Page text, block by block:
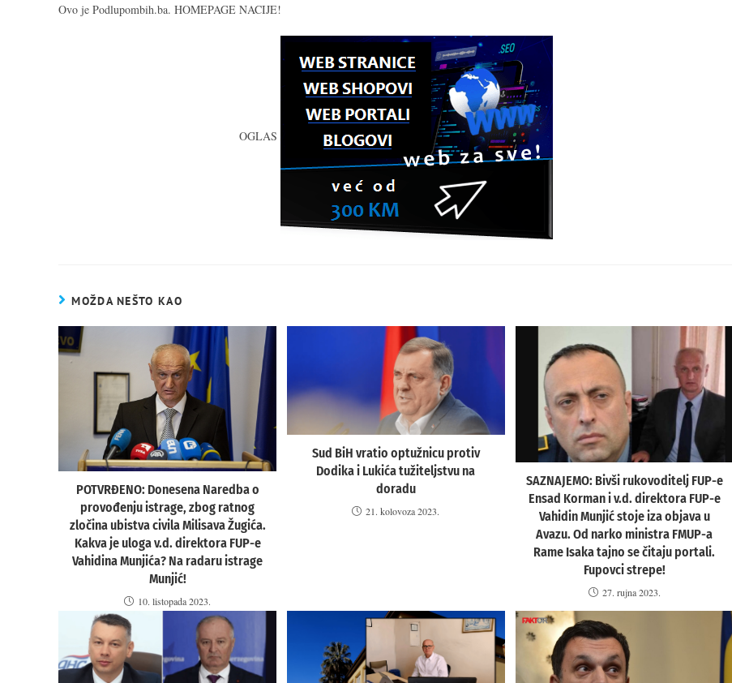
Ovo je Podlupombih.ba. HOMEPAGE NACIJE!
OGLAS
MOŽDA NEŠTO KAO
POTVRĐENO: Donesena Naredba o
provođenju istrage, zbog ratnog
zločina ubistva civila Milisava Žugića.
Kakva je uloga v.d. direktora FUP-e
Vahidina Munjića? Na radaru istrage
Munjić!
10. listopada 2023.
Sud BiH vratio optužnicu protiv
Dodika i Lukića tužiteljstvu na
doradu
21. kolovoza 2023.
SAZNAJEMO: Bivši rukovoditelj FUP-e
Ensad Korman i v.d. direktora FUP-e
Vahidin Munjić stoje iza objava u
Avazu. Od narko ministra FMUP-a
Rame Isaka tajno se čitaju portali.
Fupovci strepe!
27. rujna 2023.